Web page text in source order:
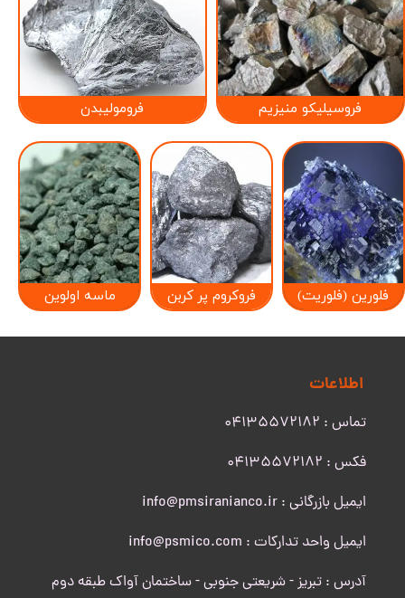
فروسیلیکو منیزیم فرومولیبدن
فلورین (فلوریت) فروکروم پر کربن ماسه اولوین
اطلاعات
تماس : 04135572182
​​​​​​​فکس : 04135572182
ایمیل بازرگانی : info@pmsiranianco.ir
ایمیل واحد تدارکات : info@psmico.com
آدرس : تبریز - شریعتی جنوبی - ساختمان آواک طبقه دوم